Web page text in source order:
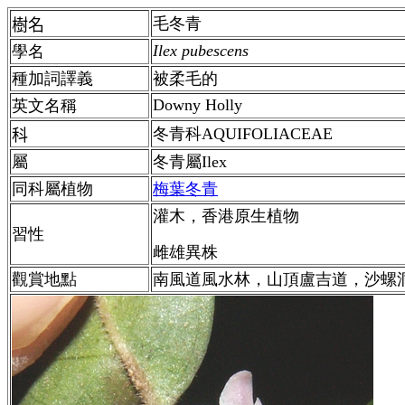
樹名
毛冬青
學名
Ilex pubescens
種加詞譯義
被柔毛的
英文名稱
Downy Holly
科
冬青科AQUIFOLIACEAE
屬
冬青屬Ilex
同科屬植物
梅葉冬青
習性
灌木，香港原生植物
雌雄異株
觀賞地點
南風道風水林，山頂盧吉道，沙螺